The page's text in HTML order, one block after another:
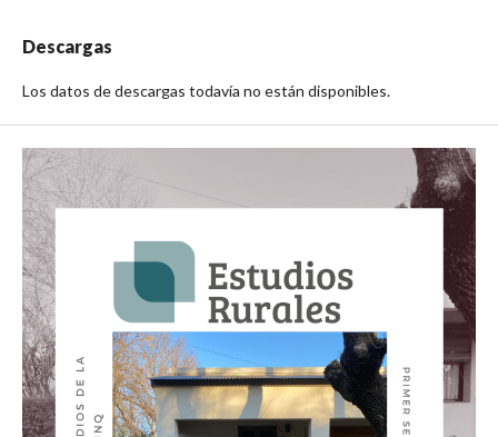
Descargas
Los datos de descargas todavía no están disponibles.